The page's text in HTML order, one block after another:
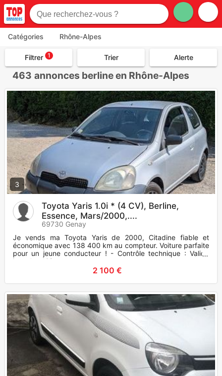
Catégories Rhône-Alpes
Filtrer 1 Trier Alerte
463 annonces berline en Rhône-Alpes
3
Toyota Yaris 1.0i * (4 CV), Berline,
Essence, Mars/2000,....
69730 Genay
Je vends ma Toyota Yaris de 2000, Citadine fiable et
économique avec 138 400 km au compteur. Voiture parfaite
pour un jeune conducteur ! - Contrôle technique : Valide
jusqu'en 12/
2 100 €